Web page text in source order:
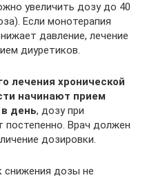
увеличить дозу до 40
Если монотерапия
давление, лечение
диуретиков.
лечения хронической
начинают прием
день, дозу при
постепенно. Врач должен
дозировки.
снижения дозы не